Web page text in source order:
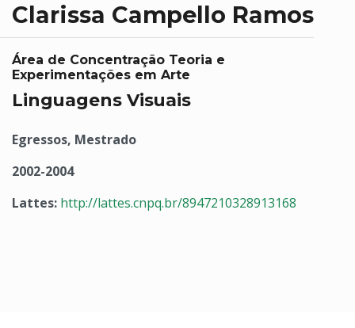
Clarissa Campello Ramos
Área de Concentração Teoria e
Experimentações em Arte
Linguagens Visuais
Egressos, Mestrado
2002-2004
Lattes: http://lattes.cnpq.br/8947210328913168